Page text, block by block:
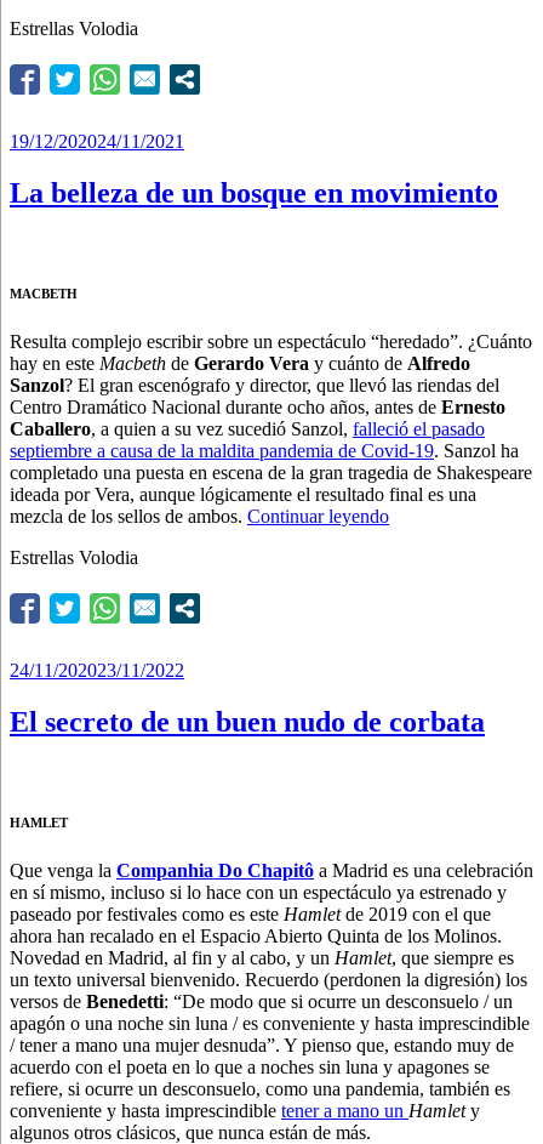
Estrellas Volodia
Publicado
19/12/202024/11/2021
La belleza de un bosque en movimiento
MACBETH
Resulta complejo escribir sobre un espectáculo “heredado”. ¿Cuánto
hay en este Macbeth de Gerardo Vera y cuánto de Alfredo
Sanzol? El gran escenógrafo y director, que llevó las riendas del
Centro Dramático Nacional durante ocho años, antes de Ernesto
Caballero, a quien a su vez sucedió Sanzol, falleció el pasado
septiembre a causa de la maldita pandemia de Covid-19. Sanzol ha
completado una puesta en escena de la gran tragedia de Shakespeare
ideada por Vera, aunque lógicamente el resultado final es una
mezcla de los sellos de ambos. Continuar leyendo“La
Estrellas Volodia
Publicado
24/11/202023/11/2022
El secreto de un buen nudo de corbata
HAMLET
Que venga la Companhia Do Chapitô a Madrid es una celebración
en sí mismo, incluso si lo hace con un espectáculo ya estrenado y
paseado por festivales como es este Hamletde 2019 con el que
ahora han recalado en el Espacio Abierto Quinta de los Molinos.
Novedad en Madrid, al fin y al cabo, y un Hamlet, que siempre es
un texto universal bienvenido. Recuerdo (perdonen la digresión) los
versos de Benedetti: “De modo que si ocurre un desconsuelo / un
apagón o una noche sin luna / es conveniente y hasta imprescindible
/ tener a mano una mujer desnuda”. Y pienso que, estando muy de
acuerdo con el poeta en lo que a noches sin luna y apagones se
refiere, si ocurre un desconsuelo, como una pandemia, también es
conveniente y hasta imprescindible tener a mano un Hamlety
algunos otros clásicos que nunca están de más.